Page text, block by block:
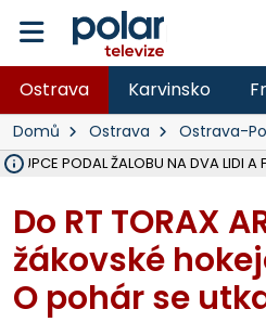
Ostrava Karvinsko
Domů Ostrava Ostrava-
PODAL ŽALOBU NA DVA LIDI A
Do RT TORAX
žákovské
O pohár se